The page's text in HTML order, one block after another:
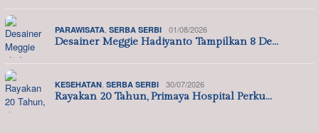
PARAWISATA SERBA SERBI 01/08/2026
Desainer Meggie Hadiyanto Tampilkan 8 De…
KESEHATAN SERBA SERBI 30/07/2026
Rayakan 20 Tahun, Primaya Hospital Perku…